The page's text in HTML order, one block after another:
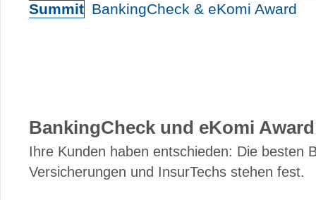
Summit BankingCheck & eKomi Award
BankingCheck und eKomi Award
Ihre Kunden haben entschieden: Die besten
Versicherungen und InsurTechs stehen fest.